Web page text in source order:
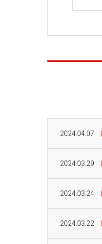
2024.04.07
2024.03.29
2024.03.24
2024.03.22